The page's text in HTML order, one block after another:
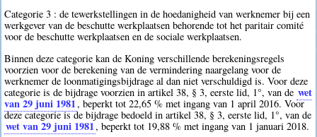
Categorie 3 : de tewerkstellingen in de hoedanigheid van werknemer bij een
werkgever van de beschutte werkplaatsen behorende tot het paritair comité
voor de beschutte werkplaatsen en de sociale werkplaatsen.
Binnen deze categorie kan de Koning verschillende berekeningsregels
voorzien voor de berekening van de vermindering naargelang voor de
werknemer de loonmatigingsbijdrage al dan niet verschuldigd is. Voor deze
categorie is de bijdrage voorzien in artikel 38, § 3, eerste lid, 1°, van de wet
van 29 juni 1981, beperkt tot 22,65 % met ingang van 1 april 2016. Voor
deze categorie is de bijdrage bedoeld in artikel 38, § 3, eerste lid, 1°, van de
wet van 29 juni 1981, beperkt tot 19,88 % met ingang van 1 januari 2018.